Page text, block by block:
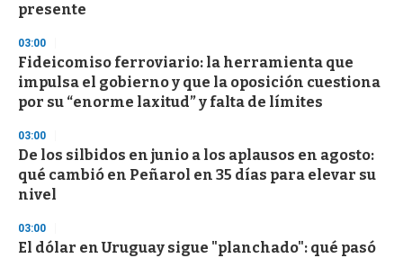
presente
03:00
Fideicomiso ferroviario: la herramienta que
impulsa el gobierno y que la oposición cuestiona
por su “enorme laxitud” y falta de límites
03:00
De los silbidos en junio a los aplausos en agosto:
qué cambió en Peñarol en 35 días para elevar su
nivel
03:00
El dólar en Uruguay sigue "planchado": qué pasó